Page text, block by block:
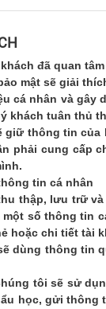
đã quan
mật sẽ giải
cá nhân và gây
khách tuân thủ
giữ thông tin của
phải cung cấp
tin cá nhân
thập, lưu trữ
một số thông tin
hoặc chi tiết tài
dùng thông tin
tôi sẽ sử
học, gửi thông